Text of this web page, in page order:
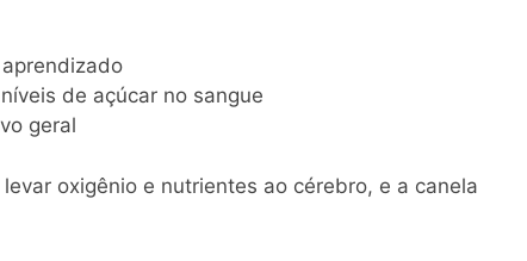
de açúcar no sangue
geral
oxigênio e nutrientes ao cérebro, e a canela